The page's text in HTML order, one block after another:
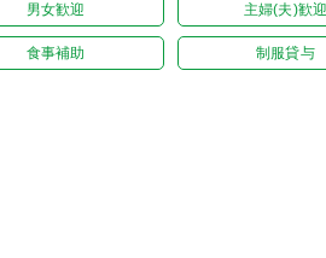
男女歓迎 主婦(夫)歓
食事補助 制服貸与